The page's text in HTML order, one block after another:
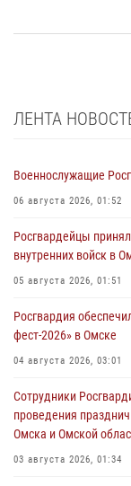
ЛЕНТА
Военнослужащие
06 августа 2026, 01:52
Росгвардейцы
внутренних войск в
05 августа 2026, 01:51
Росгвардия
фест-2026» в Омске
04 августа 2026, 03:01
Сотрудники
проведения
Омска и Омской
03 августа 2026, 01:34